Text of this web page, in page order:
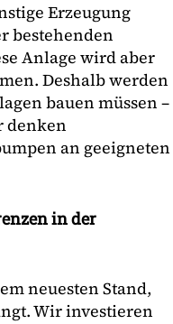
Erzeugung
bestehenden
Anlage wird aber
Deshalb werden
bauen müssen –
denken
an geeigneten
in der
neuesten Stand,
Wir investieren